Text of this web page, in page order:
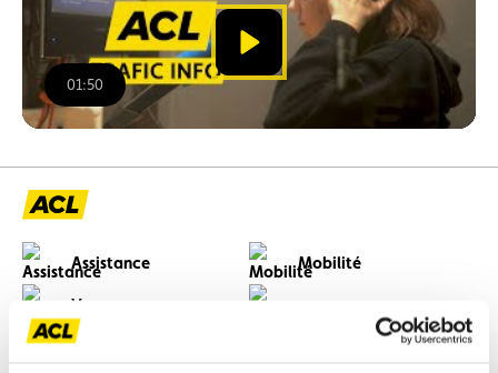
Regarder
vidéo
01:50
00:00/01:50
Assistance Mobilité
Voyages
Loisirs & Passion